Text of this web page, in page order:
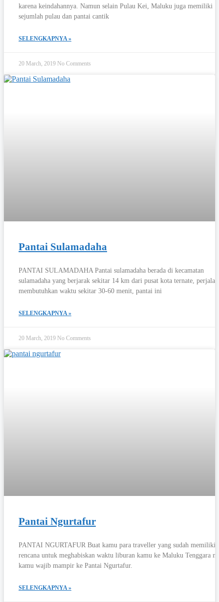
karena keindahannya. Namun selain Pulau Kei, Maluku juga memiliki
sejumlah pulau dan pantai cantik
SELENGKAPNYA »
20 March, 2019 No Comments
Pantai Sulamadaha
PANTAI SULAMADAHA Pantai sulamadaha berada di kecamatan
sulamadaha yang berjarak sekitar 14 km dari pusat kota ternate,
membutuhkan waktu sekitar 30-60 menit, pantai ini
SELENGKAPNYA »
20 March, 2019 No Comments
Pantai Ngurtafur
PANTAI NGURTAFUR Buat kamu para traveller yang sudah memiliki
rencana untuk meghabiskan waktu liburan kamu ke Maluku Tenggara
kamu wajib mampir ke Pantai Ngurtafur.
SELENGKAPNYA »